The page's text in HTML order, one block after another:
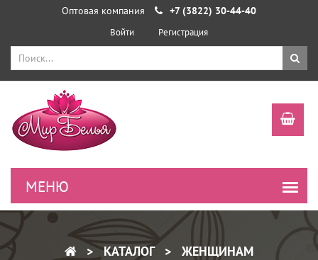
Оптовая компания +7 (3822) 30-44-40
Войти Регистрация
КАТАЛОГ
ЖЕНЩИНАМ